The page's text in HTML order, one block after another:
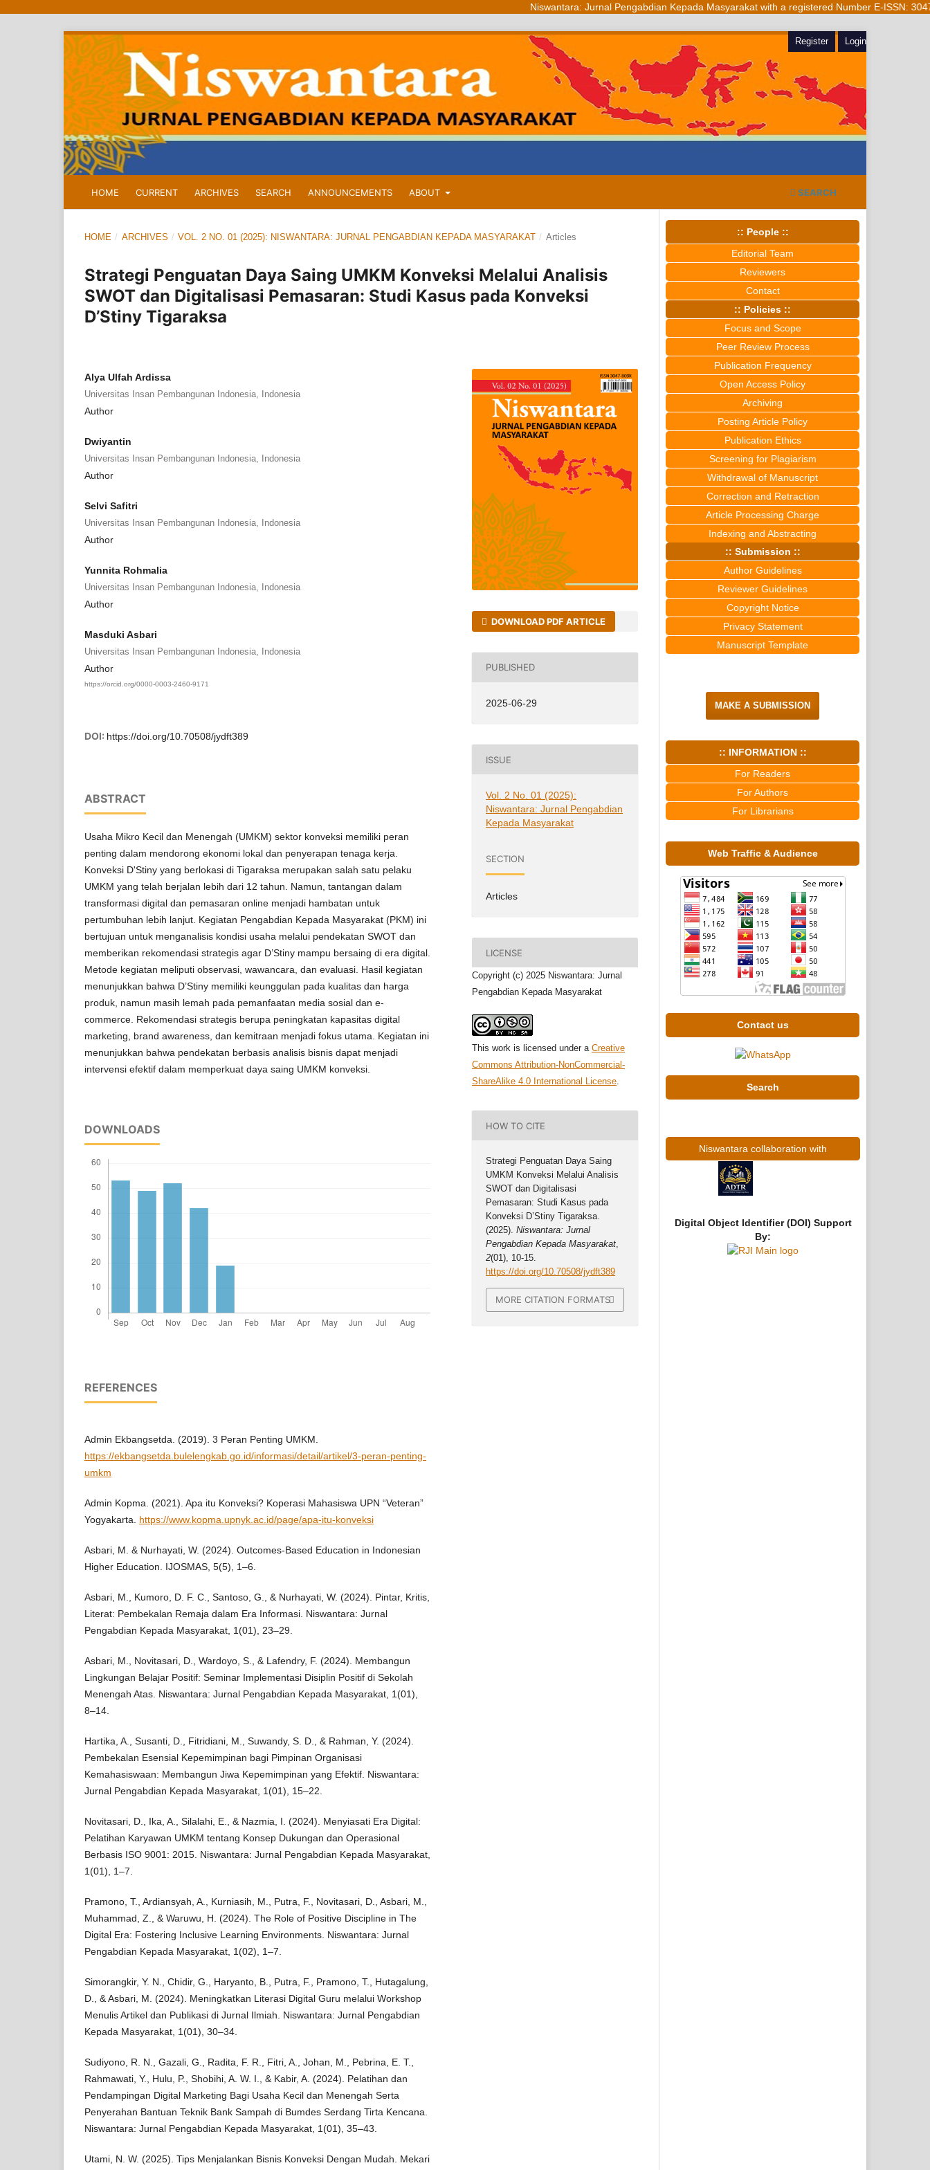
Niswantara: Jurnal Pengabdian Kepada Masyarakat with a registered Number E-ISSN: 3047-809X
HOME CURRENT ARCHIVES SEARCH ANNOUNCEMENTS ABOUT SEARCH
Register Login
HOME / ARCHIVES / VOL. 2 NO. 01 (2025): NISWANTARA: JURNAL PENGABDIAN KEPADA MASYARAKAT / Articles
Strategi Penguatan Daya Saing UMKM Konveksi Melalui Analisis
SWOT dan Digitalisasi Pemasaran: Studi Kasus pada Konveksi
D’Stiny Tigaraksa
Alya Ulfah Ardissa
Universitas Insan Pembangunan Indonesia, Indonesia
Author
Dwiyantin
Universitas Insan Pembangunan Indonesia, Indonesia
Author
Selvi Safitri
Universitas Insan Pembangunan Indonesia, Indonesia
Author
Yunnita Rohmalia
Universitas Insan Pembangunan Indonesia, Indonesia
Author
Masduki Asbari
Universitas Insan Pembangunan Indonesia, Indonesia
Author
https://orcid.org/0000-0003-2460-9171
DOI: https://doi.org/10.70508/jydft389
ABSTRACT
Usaha Mikro Kecil dan Menengah (UMKM) sektor konveksi memiliki peran
penting dalam mendorong ekonomi lokal dan penyerapan tenaga kerja.
Konveksi D'Stiny yang berlokasi di Tigaraksa merupakan salah satu pelaku
UMKM yang telah berjalan lebih dari 12 tahun. Namun, tantangan dalam
transformasi digital dan pemasaran online menjadi hambatan untuk
pertumbuhan lebih lanjut. Kegiatan Pengabdian Kepada Masyarakat (PKM) ini
bertujuan untuk menganalisis kondisi usaha melalui pendekatan SWOT dan
memberikan rekomendasi strategis agar D’Stiny mampu bersaing di era digital.
Metode kegiatan meliputi observasi, wawancara, dan evaluasi. Hasil kegiatan
menunjukkan bahwa D’Stiny memiliki keunggulan pada kualitas dan harga
produk, namun masih lemah pada pemanfaatan media sosial dan e-
commerce. Rekomendasi strategis berupa peningkatan kapasitas digital
marketing, brand awareness, dan kemitraan menjadi fokus utama. Kegiatan ini
menunjukkan bahwa pendekatan berbasis analisis bisnis dapat menjadi
intervensi efektif dalam memperkuat daya saing UMKM konveksi.
DOWNLOADS
REFERENCES
Admin Ekbangsetda. (2019). 3 Peran Penting UMKM.
https://ekbangsetda.bulelengkab.go.id/informasi/detail/artikel/3-peran-penting-
umkm
Admin Kopma. (2021). Apa itu Konveksi? Koperasi Mahasiswa UPN “Veteran”
Yogyakarta. https://www.kopma.upnyk.ac.id/page/apa-itu-konveksi
Asbari, M. & Nurhayati, W. (2024). Outcomes-Based Education in Indonesian
Higher Education. IJOSMAS, 5(5), 1–6.
Asbari, M., Kumoro, D. F. C., Santoso, G., & Nurhayati, W. (2024). Pintar, Kritis,
Literat: Pembekalan Remaja dalam Era Informasi. Niswantara: Jurnal
Pengabdian Kepada Masyarakat, 1(01), 23–29.
Asbari, M., Novitasari, D., Wardoyo, S., & Lafendry, F. (2024). Membangun
Lingkungan Belajar Positif: Seminar Implementasi Disiplin Positif di Sekolah
Menengah Atas. Niswantara: Jurnal Pengabdian Kepada Masyarakat, 1(01),
8–14.
Hartika, A., Susanti, D., Fitridiani, M., Suwandy, S. D., & Rahman, Y. (2024).
Pembekalan Esensial Kepemimpinan bagi Pimpinan Organisasi
Kemahasiswaan: Membangun Jiwa Kepemimpinan yang Efektif. Niswantara:
Jurnal Pengabdian Kepada Masyarakat, 1(01), 15–22.
Novitasari, D., Ika, A., Silalahi, E., & Nazmia, I. (2024). Menyiasati Era Digital:
Pelatihan Karyawan UMKM tentang Konsep Dukungan dan Operasional
Berbasis ISO 9001: 2015. Niswantara: Jurnal Pengabdian Kepada Masyarakat,
1(01), 1–7.
Pramono, T., Ardiansyah, A., Kurniasih, M., Putra, F., Novitasari, D., Asbari, M.,
Muhammad, Z., & Waruwu, H. (2024). The Role of Positive Discipline in The
Digital Era: Fostering Inclusive Learning Environments. Niswantara: Jurnal
Pengabdian Kepada Masyarakat, 1(02), 1–7.
Simorangkir, Y. N., Chidir, G., Haryanto, B., Putra, F., Pramono, T., Hutagalung,
D., & Asbari, M. (2024). Meningkatkan Literasi Digital Guru melalui Workshop
Menulis Artikel dan Publikasi di Jurnal Ilmiah. Niswantara: Jurnal Pengabdian
Kepada Masyarakat, 1(01), 30–34.
Sudiyono, R. N., Gazali, G., Radita, F. R., Fitri, A., Johan, M., Pebrina, E. T.,
Rahmawati, Y., Hulu, P., Shobihi, A. W. I., & Kabir, A. (2024). Pelatihan dan
Pendampingan Digital Marketing Bagi Usaha Kecil dan Menengah Serta
Penyerahan Bantuan Teknik Bank Sampah di Bumdes Serdang Tirta Kencana.
Niswantara: Jurnal Pengabdian Kepada Masyarakat, 1(01), 35–43.
Utami, N. W. (2025). Tips Menjalankan Bisnis Konveksi Dengan Mudah. Mekari
DOWNLOAD PDF ARTICLE
PUBLISHED
2025-06-29
ISSUE
Vol. 2 No. 01 (2025):
Niswantara: Jurnal Pengabdian
Kepada Masyarakat
SECTION
Articles
LICENSE
Copyright (c) 2025 Niswantara: Jurnal
Pengabdian Kepada Masyarakat
This work is licensed under a Creative
Commons Attribution-NonCommercial-
ShareAlike 4.0 International License.
HOW TO CITE
Strategi Penguatan Daya Saing
UMKM Konveksi Melalui Analisis
SWOT dan Digitalisasi
Pemasaran: Studi Kasus pada
Konveksi D’Stiny Tigaraksa.
(2025).Niswantara: Jurnal
Pengabdian Kepada Masyarakat,
2(01), 10-15.
https://doi.org/10.70508/jydft389
MORE CITATION FORMATS
:: People ::
Editorial Team
Reviewers
Contact
:: Policies ::
Focus and Scope
Peer Review Process
Publication Frequency
Open Access Policy
Archiving
Posting Article Policy
Publication Ethics
Screening for Plagiarism
Withdrawal of Manuscript
Correction and Retraction
Article Processing Charge
Indexing and Abstracting
:: Submission ::
Author Guidelines
Reviewer Guidelines
Copyright Notice
Privacy Statement
Manuscript Template
MAKE A SUBMISSION
:: INFORMATION ::
For Readers
For Authors
For Librarians
Web Traffic & Audience
Contact us
Search
Niswantara collaboration with
Digital Object Identifier (DOI) Support
By: